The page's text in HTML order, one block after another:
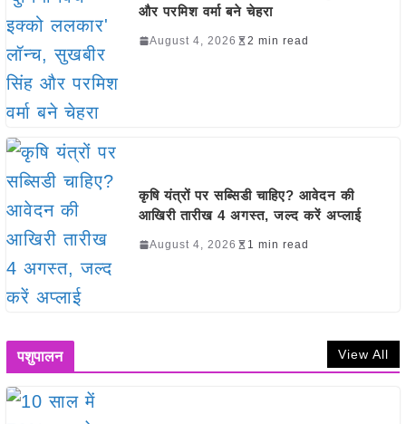
और परमिश वर्मा बने चेहरा
August 4, 2026 2 min read
कृषि यंत्रों पर सब्सिडी चाहिए? आवेदन की
आखिरी तारीख 4 अगस्त, जल्द करें अप्लाई
August 4, 2026 1 min read
पशुपालन View All